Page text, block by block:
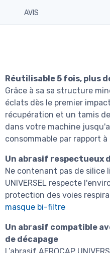
AVIS
Réutilisable 5 fois, plus
Grâce à sa sa structure
éclats dès le premier
récupération et un tamis
dans votre machine
consommable par rapport
Un abrasif respectueux
Ne contenant pas de silice
UNIVERSEL respecte
protection des voies
masque bi-filtre
Un abrasif compatible
de décapage